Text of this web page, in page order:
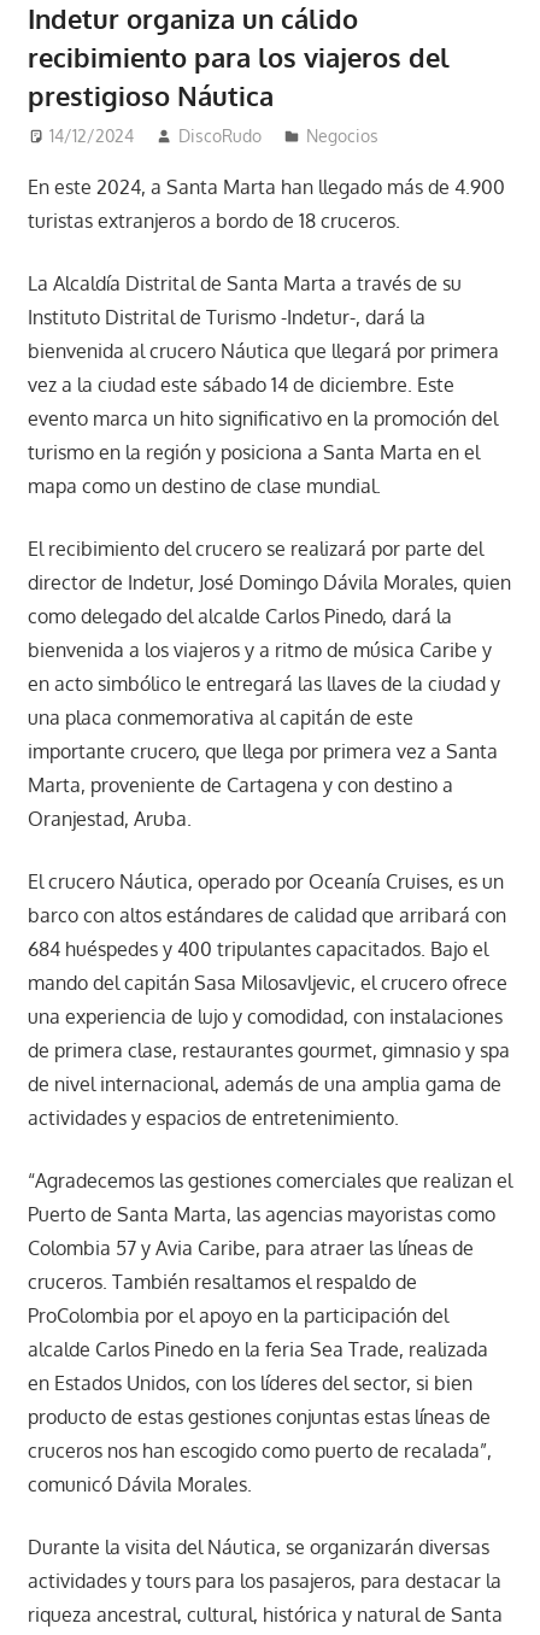
Indetur organiza un cálido
recibimiento para los viajeros del
prestigioso Náutica
14/12/2024 DiscoRudo Negocios
En este 2024, a Santa Marta han llegado más de 4.900
turistas extranjeros a bordo de 18 cruceros.
La Alcaldía Distrital de Santa Marta a través de su
Instituto Distrital de Turismo -Indetur-, dará la
bienvenida al crucero Náutica que llegará por primera
vez a la ciudad este sábado 14 de diciembre. Este
evento marca un hito significativo en la promoción del
turismo en la región y posiciona a Santa Marta en el
mapa como un destino de clase mundial.
El recibimiento del crucero se realizará por parte del
director de Indetur, José Domingo Dávila Morales, quien
como delegado del alcalde Carlos Pinedo, dará la
bienvenida a los viajeros y a ritmo de música Caribe y
en acto simbólico le entregará las llaves de la ciudad y
una placa conmemorativa al capitán de este
importante crucero, que llega por primera vez a Santa
Marta, proveniente de Cartagena y con destino a
Oranjestad, Aruba.
El crucero Náutica, operado por Oceanía Cruises, es un
barco con altos estándares de calidad que arribará con
684 huéspedes y 400 tripulantes capacitados. Bajo el
mando del capitán Sasa Milosavljevic, el crucero ofrece
una experiencia de lujo y comodidad, con instalaciones
de primera clase, restaurantes gourmet, gimnasio y spa
de nivel internacional, además de una amplia gama de
actividades y espacios de entretenimiento.
“Agradecemos las gestiones comerciales que realizan el
Puerto de Santa Marta, las agencias mayoristas como
Colombia 57 y Avia Caribe, para atraer las líneas de
cruceros. También resaltamos el respaldo de
ProColombia por el apoyo en la participación del
alcalde Carlos Pinedo en la feria Sea Trade, realizada
en Estados Unidos, con los líderes del sector, si bien
producto de estas gestiones conjuntas estas líneas de
cruceros nos han escogido como puerto de recalada”,
comunicó Dávila Morales.
Durante la visita del Náutica, se organizarán diversas
actividades y tours para los pasajeros, para destacar la
riqueza ancestral, cultural, histórica y natural de Santa